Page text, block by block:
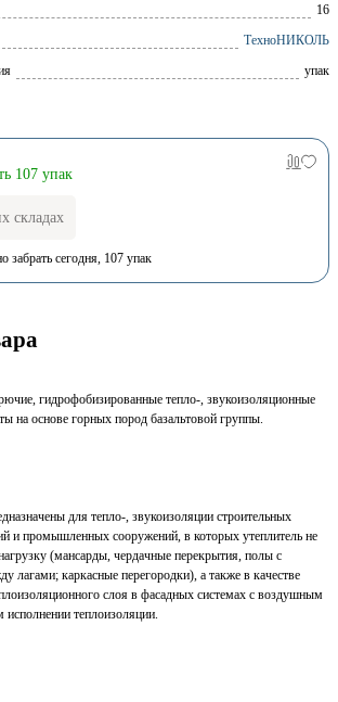
16
ТехноНИКОЛЬ
упак
107 упак
складах
забрать сегодня, 107 упак
гидрофобизированные тепло-, звукоизоляционные
на основе горных пород базальтовой группы.
для тепло-, звукоизоляции строительных
и промышленных сооружений, в которых утеплитель не
(мансарды, чердачные перекрытия, полы с
лагами; каркасные перегородки), а также в качестве
слоя в фасадных системах с воздушным
теплоизоляции.